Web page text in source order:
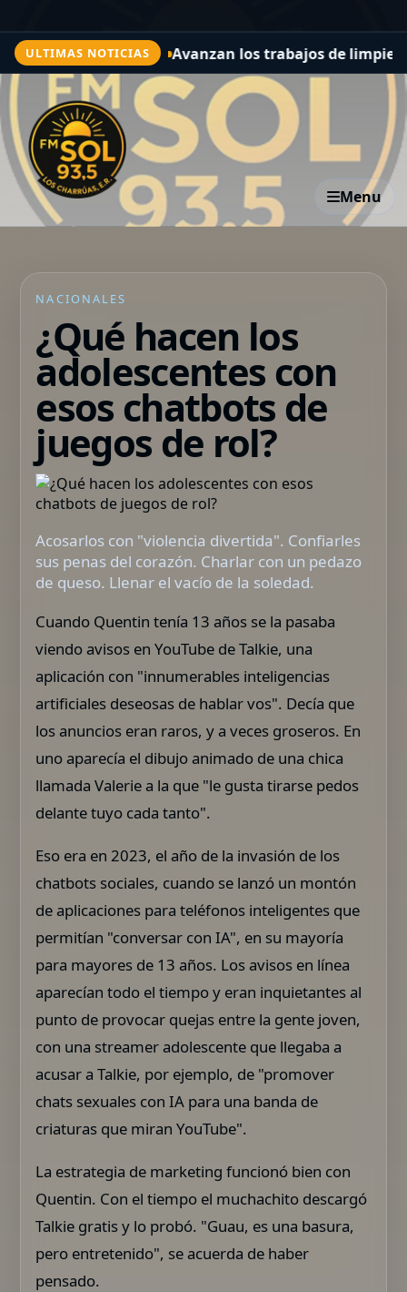
ULTIMAS NOTICIAS
los trabajos de limpieza y desobstrucción en
Menu
NACIONALES
¿Qué hacen los
adolescentes con
esos chatbots de
juegos de rol?
Acosarlos con "violencia divertida". Confiarles
sus penas del corazón. Charlar con un pedazo
de queso. Llenar el vacío de la soledad.
Cuando Quentin tenía 13 años se la pasaba
viendo avisos en YouTube de Talkie, una
aplicación con "innumerables inteligencias
artificiales deseosas de hablar vos". Decía que
los anuncios eran raros, y a veces groseros. En
uno aparecía el dibujo animado de una chica
llamada Valerie a la que "le gusta tirarse pedos
delante tuyo cada tanto".
Eso era en 2023, el año de la invasión de los
chatbots sociales, cuando se lanzó un montón
de aplicaciones para teléfonos inteligentes que
permitían "conversar con IA", en su mayoría
para mayores de 13 años. Los avisos en línea
aparecían todo el tiempo y eran inquietantes al
punto de provocar quejas entre la gente joven,
con una streamer adolescente que llegaba a
acusar a Talkie, por ejemplo, de "promover
chats sexuales con IA para una banda de
criaturas que miran YouTube".
La estrategia de marketing funcionó bien con
Quentin. Con el tiempo el muchachito descargó
Talkie gratis y lo probó. "Guau, es una basura,
pero entretenido", se acuerda de haber
pensado.